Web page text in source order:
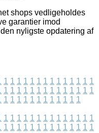
shops vedligeholdes
garantier imod
nyligste opdatering af
1 1 1 1 1 1 1 1 1 1 1 1 1 1
1 1 1 1 1 1 1 1 1 1 1 1 1 1
1 1 1 1 1 1 1 1 1 1 1 1
1 1 1 1 1 1 1 1 1 1 1 1 1 1
1 1 1 1 1 1 1 1 1 1 1 1 1 1